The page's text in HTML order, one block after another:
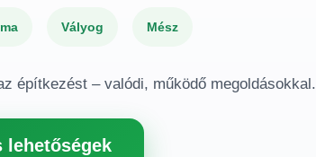
Vályog Mész
építkezést – valódi, működő megoldásokkal.
lehetőségek